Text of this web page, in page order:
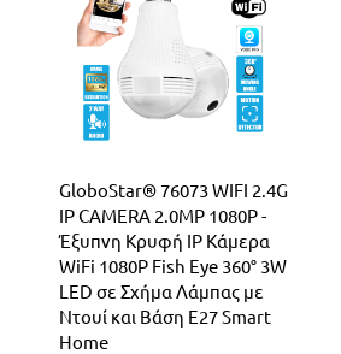
GloboStar® 76073 WIFI 2.4G
IP CAMERA 2.0MP 1080P -
Έξυπνη Κρυφή IP Κάμερα
WiFi 1080P Fish Eye 360° 3W
LED σε Σχήμα Λάμπας με
Ντουί και Βάση E27 Smart
Home